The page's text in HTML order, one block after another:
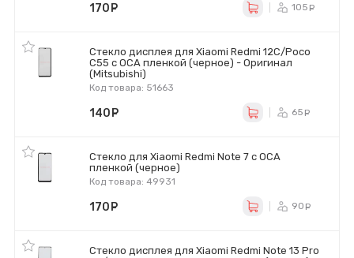
170 105
Стекло дисплея для Xiaomi Redmi 12C/Poco
C55 с OCA пленкой (черное) - Оригинал
(Mitsubishi)
Код товара: 51663
140 65
Стекло для Xiaomi Redmi Note 7 с OCA
пленкой (черное)
Код товара: 49931
170 90
Стекло дисплея для Xiaomi Redmi Note 13 Pro